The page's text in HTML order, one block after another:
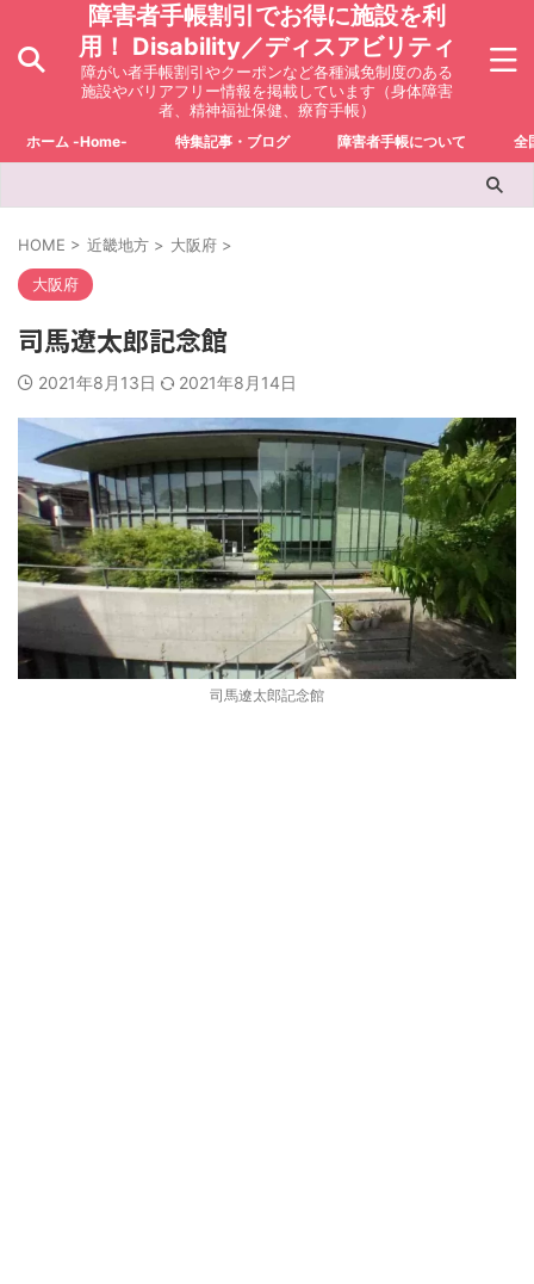
障害者手帳割引でお得に施設を利
用！ Disability／ディスアビリティ
障がい者手帳割引やクーポンなど各種減免制度のある
施設やバリアフリー情報を掲載しています（身体障害
者、精神福祉保健、療育手帳）
ホーム -Home- 特集記事・ブログ 障害者手帳について 全
HOME > 近畿地方 > 大阪府 >
大阪府
司馬遼太郎記念館
2021年8月13日 2021年8月14日
司馬遼太郎記念館